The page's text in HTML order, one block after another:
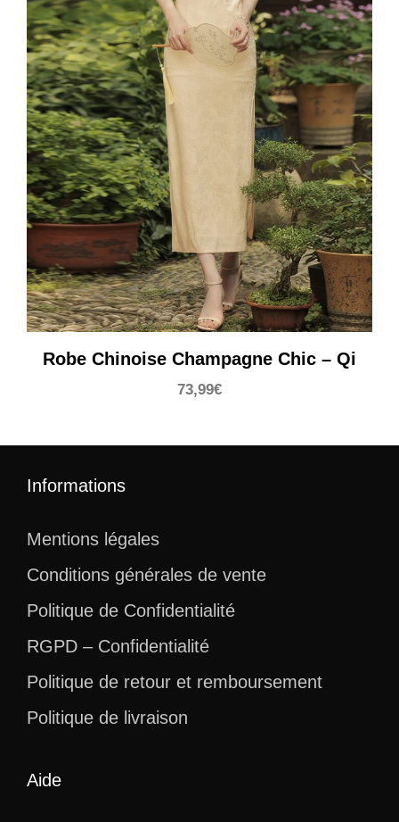
Robe Chinoise Champagne Chic – Qi
73,99€
Informations
Mentions légales
Conditions générales de vente
Politique de Confidentialité
RGPD – Confidentialité
Politique de retour et remboursement
Politique de livraison
Aide